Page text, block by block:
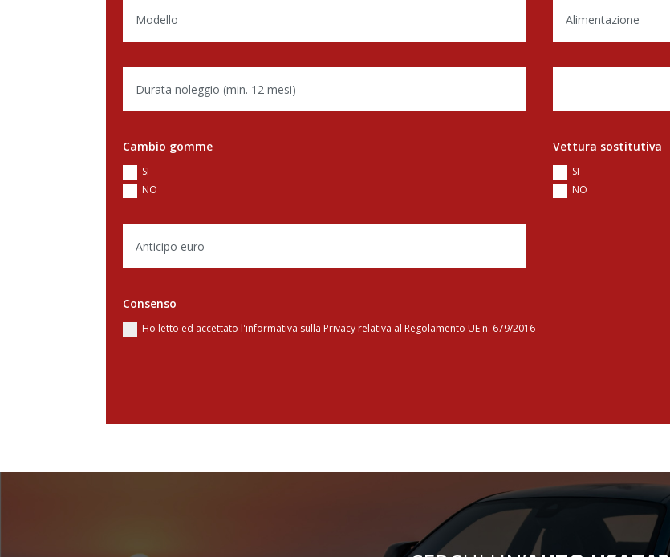
Cambio gomme
SI
NO
Vettura sostitutiva
SI
NO
Consenso
Ho letto ed accettato l'informativa sulla Privacy relativa al Regolamento UE n. 679/2016